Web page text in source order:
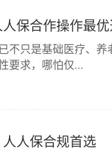
保合作操作最
不只是基础医疗、
要求，哪怕仅...
人保合规首选